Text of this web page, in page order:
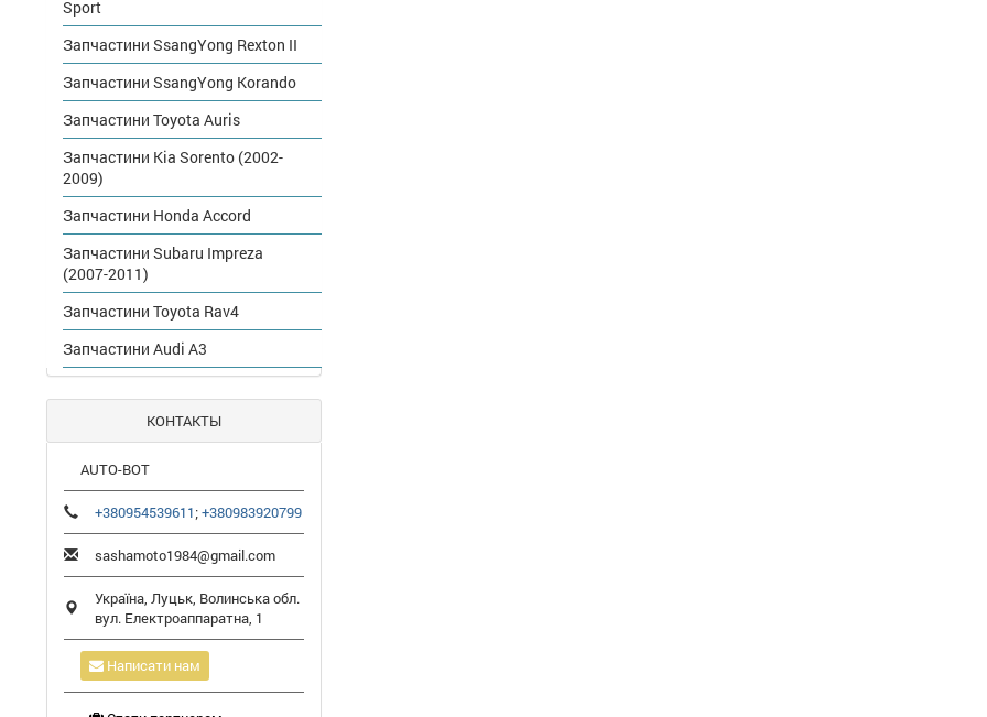
Sport
Запчастини SsangYong Rexton II
Запчастини SsangYong Korando
Запчастини Toyota Auris
Запчастини Kia Sorento (2002-
2009)
Запчастини Honda Accord
Запчастини Subaru Impreza
(2007-2011)
Запчастини Toyota Rav4
Запчастини Audi A3
КОНТАКТЫ
AUTO-BOT
+380954539611;+380983920799
sashamoto1984@gmail.com
Україна, Луцьк, Волинська обл.
вул. Електроаппаратна, 1
Написати нам